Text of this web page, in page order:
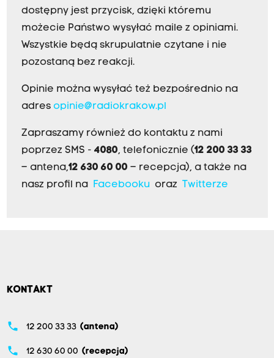
dostępny jest przycisk, dzięki któremu
możecie Państwo wysyłać maile z opiniami.
Wszystkie będą skrupulatnie czytane i nie
pozostaną bez reakcji.
Opinie można wysyłać też bezpośrednio na
adres opinie@radiokrakow.pl
Zapraszamy również do kontaktu z nami
poprzez SMS - 4080, telefonicznie (12 200 33 33
– antena,12 630 60 00 – recepcja), a także na
nasz profil na Facebookuoraz Twitterze
KONTAKT
phone 12 200 33 33 (antena)
phone 12 630 60 00 (recepcja)